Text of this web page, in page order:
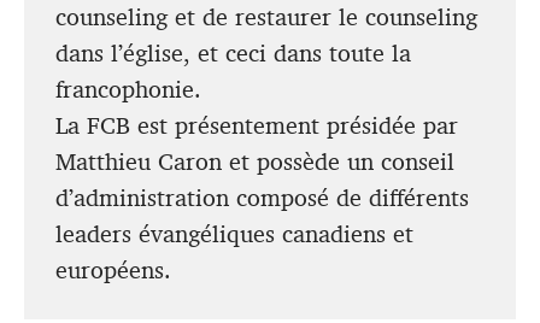
counseling et de restaurer le counseling
dans l’église, et ceci dans toute la
francophonie.
La FCB est présentement présidée par
Matthieu Caron et possède un conseil
d’administration composé de différents
leaders évangéliques canadiens et
européens.